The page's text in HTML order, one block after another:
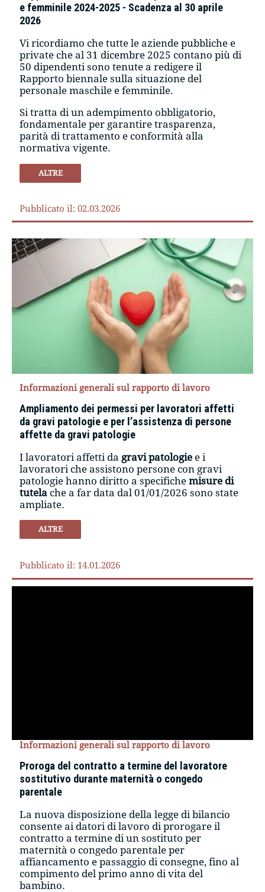
e femminile 2024-2025 - Scadenza al 30 aprile
2026
Vi ricordiamo che tutte le aziende pubbliche e
private che al 31 dicembre 2025 contano più di
50 dipendenti sono tenute a redigere il
Rapporto biennale sulla situazione del
personale maschile e femminile.
Si tratta di un adempimento obbligatorio,
fondamentale per garantire trasparenza,
parità di trattamento e conformità alla
normativa vigente.
ALTRE
Pubblicato il: 02.03.2026
Informazioni generali sul rapporto di lavoro
Ampliamento dei permessi per lavoratori affetti
da gravi patologie e per l’assistenza di persone
affette da gravi patologie
I lavoratori affetti da gravipatologie e i
lavoratori che assistono persone con gravi
patologie hanno diritto a specifichemisure di
tutela che a far data dal 01/01/2026 sono state
ampliate.
ALTRE
Pubblicato il: 14.01.2026
Informazioni generali sul rapporto di lavoro
Proroga del contratto a termine del lavoratore
sostitutivo durante maternità o congedo
parentale
La nuova disposizione della legge di bilancio
consente ai datori di lavoro di prorogare il
contratto a termine di un sostituto per
maternità o congedo parentale per
affiancamento e passaggio di consegne, fino al
compimento del primo anno di vita del
bambino.